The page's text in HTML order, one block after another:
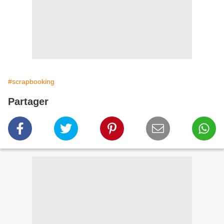
#scrapbooking
Partager